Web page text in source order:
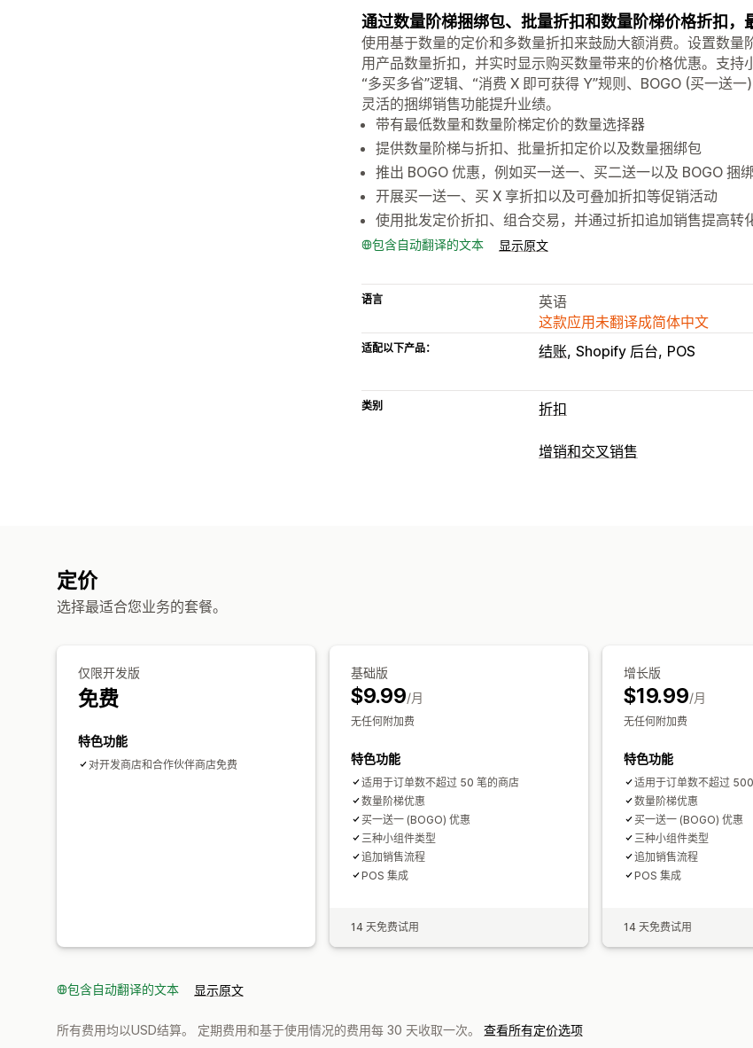
通过数量阶梯捆绑包、批量折扣和数量阶梯价格折扣，
使用基于数量的定价和多数量折扣来鼓励大额消费。设置数
用产品数量折扣，并实时显示购买数量带来的价格优惠。支
“多买多省”逻辑、“消费 X 即可获得 Y”规则、BOGO (买一送
灵活的捆绑销售功能提升业绩。
带有最低数量和数量阶梯定价的数量选择器
提供数量阶梯与折扣、批量折扣定价以及数量捆绑包
推出 BOGO 优惠，例如买一送一、买二送一以及 BOGO 捆
开展买一送一、买 X 享折扣以及可叠加折扣等促销活动
使用批发定价折扣、组合交易，并通过折扣追加销售提高转
包含自动翻译的文本 显示原文
语言
英语
这款应用未翻译成简体中文
适配以下产品： 结账 Shopify 后台 POS
类别 折扣
折扣类型
增销和交叉销售
定价
选择最适合您业务的套餐。
仅限开发版
免费
特色功能
对开发商店和合作伙伴商店免费
基础版
$9.99/月
无任何附加费
特色功能
适用于订单数不超过 50 笔的商店
数量阶梯优惠
买一送一 (BOGO) 优惠
三种小组件类型
追加销售流程
POS 集成
14 天免费试用
增长版
$19.99/月
无任何附加费
特色功能
适用于订单数不超过
数量阶梯优惠
买一送一 (BOGO) 优惠
三种小组件类型
追加销售流程
POS 集成
14 天免费试用
包含自动翻译的文本 显示原文
所有费用均以USD结算。 定期费用和基于使用情况的费用每 30 天收取一次。 查看所有定价选项